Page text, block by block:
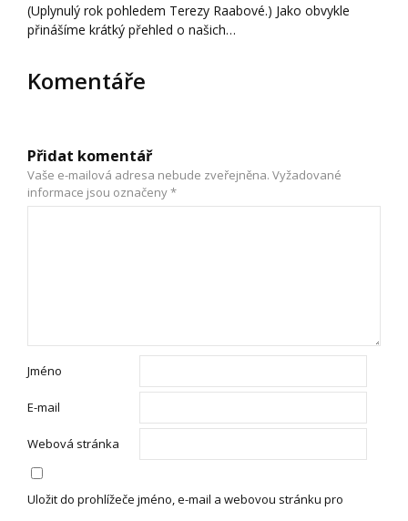
(Uplynulý rok pohledem Terezy Raabové.) Jako obvykle
přinášíme krátký přehled o našich…
Komentáře
Přidat komentář
Vaše e-mailová adresa nebude zveřejněna. Vyžadované
informace jsou označeny*
Jméno
E-mail
Webová stránka
Uložit do prohlížeče jméno, e-mail a webovou stránku pro